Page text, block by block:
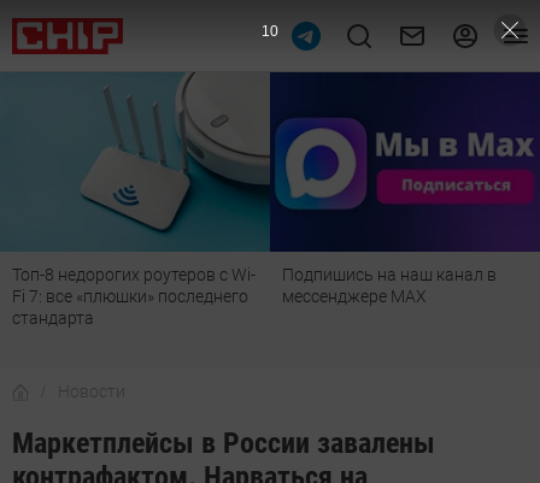
Топ-8 недорогих роутеров с Wi-
Fi 7: все «плюшки» последнего
стандарта
Подпишись на наш канал в
мессенджере МАХ
Новости
Маркетплейсы в России завалены
9